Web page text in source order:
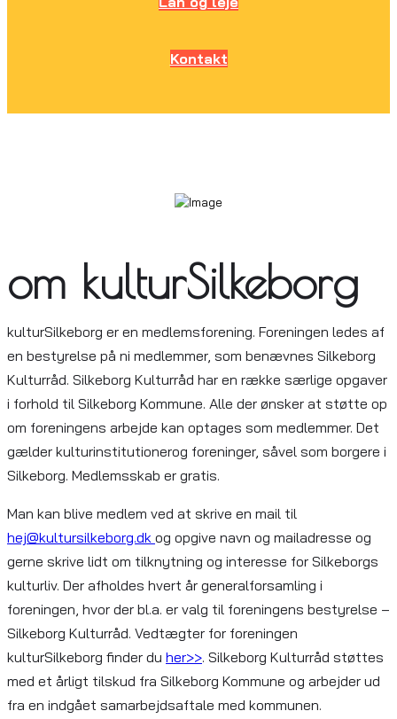
Kontakt
om kulturSilkeborg
kulturSilkeborg er en medlemsforening. Foreningen ledes af
en bestyrelse på ni medlemmer, som benævnes Silkeborg
Kulturråd. Silkeborg Kulturråd har en række særlige opgaver
i forhold til Silkeborg Kommune. Alle der ønsker at støtte op
om foreningens arbejde kan optages som medlemmer. Det
gælder kulturinstitutionerog foreninger, såvel som borgere i
Silkeborg. Medlemsskab er gratis.
Man kan blive medlem ved at skrive en mail til
hej@kultursilkeborg.dk og opgive navn og mailadresse og
gerne skrive lidt om tilknytning og interesse for Silkeborgs
kulturliv. Der afholdes hvert år generalforsamling i
foreningen, hvor der bl.a. er valg til foreningens bestyrelse –
Silkeborg Kulturråd. Vedtægter for foreningen
kulturSilkeborg finder du her>>. Silkeborg Kulturråd støttes
med et årligt tilskud fra Silkeborg Kommune og arbejder ud
fra en indgået samarbejdsaftale med kommunen.